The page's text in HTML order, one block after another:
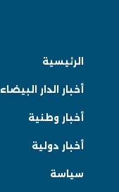
الرئيسية
أخبار الدار البيضاء
أخبار وطنية
أخبار دولية
سياسة